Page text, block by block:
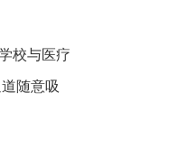
校与医疗
随意吸